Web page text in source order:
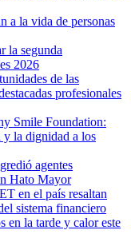
a la vida de personas
la segunda
2026
de las
profesionales
Smile Foundation:
y la dignidad a los
agentes
Hato Mayor
en el país resaltan
sistema financiero
en la tarde y calor este